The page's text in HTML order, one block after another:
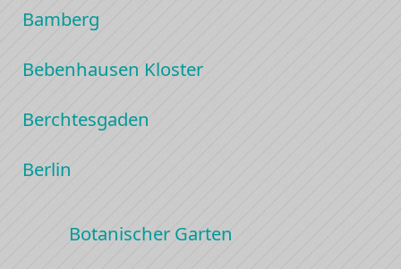
Bamberg
Bebenhausen Kloster
Berchtesgaden
Berlin
Botanischer Garten